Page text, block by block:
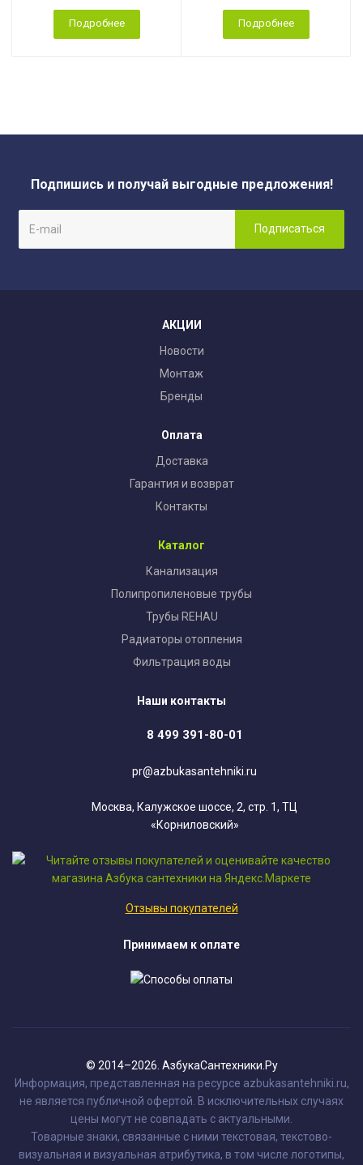
Подробнее Подробнее
Подпишись и получай выгодные предложения!
АКЦИИ
Новости
Монтаж
Бренды
Оплата
Доставка
Гарантия и возврат
Контакты
Каталог
Канализация
Полипропиленовые трубы
Трубы REHAU
Радиаторы отопления
Фильтрация воды
Наши контакты
8 499 391-80-01
pr@azbukasantehniki.ru
Москва, Калужское шоссе, 2, стр. 1, ТЦ
«Корниловский»
Отзывы покупателей
Принимаем к оплате
© 2014–2026. АзбукаСантехники.Ру
Информация, представленная на ресурсе azbukasantehniki.ru,
не является публичной офертой. В исключительных случаях
цены могут не совпадать с актуальными.
Товарные знаки, связанные с ними текстовая, текстово-
визуальная и визуальная атрибутика, в том числе логотипы,